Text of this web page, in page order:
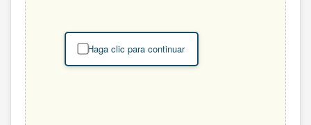
Haga clic para continuar